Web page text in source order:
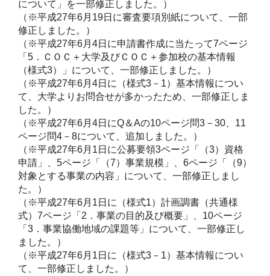
について」を一部修正しました。）
（※平成27年6月19日に審査要項別紙について、一部
修正しました。）
（※平成27年6月4日に申請書作成に当たって7ページ
「5．ＣＯＣ＋大学及びＣＯＣ＋参加校の基本情報
（様式3）」について、一部修正しました。）
（※平成27年6月4日に（様式3－1）基本情報につい
て、大学よりお問合せが多かったため、一部修正しま
した。）
（※平成27年6月4日にQ＆Aの10ページ問3－30、11
ページ問4－8について、追加しました。）
（※平成27年6月1日に公募要領3ページ「（3）資格
申請」、5ページ「（7）事業規模」、6ページ「（9）
対象とする事業の内容」について、一部修正しまし
た。）
（※平成27年6月1日に（様式1）計画調書（共通様
式）7ページ「2．事業の目的及び概要」、10ページ
「3．事業協働地域の課題等」について、一部修正し
ました。）
（※平成27年6月1日に（様式3－1）基本情報につい
て、一部修正しました。）